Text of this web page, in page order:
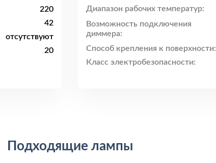
220
42
отсутствуют
20
Диапазон рабочих температур:
Возможность подключения
диммера:
Способ крепления к поверхности:
Класс электробезопасности:
Подходящие лампы